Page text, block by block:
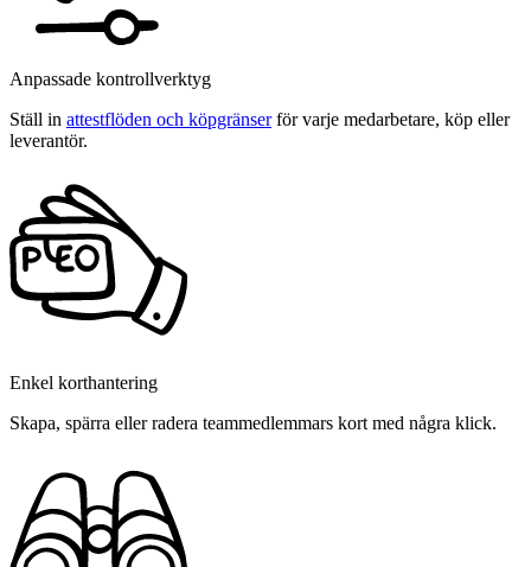
Anpassade kontrollverktyg
Ställ in attestflöden och köpgränserför varje medarbetare, köp eller
leverantör.
Enkel korthantering
Skapa, spärra eller radera teammedlemmars kort med några klick.